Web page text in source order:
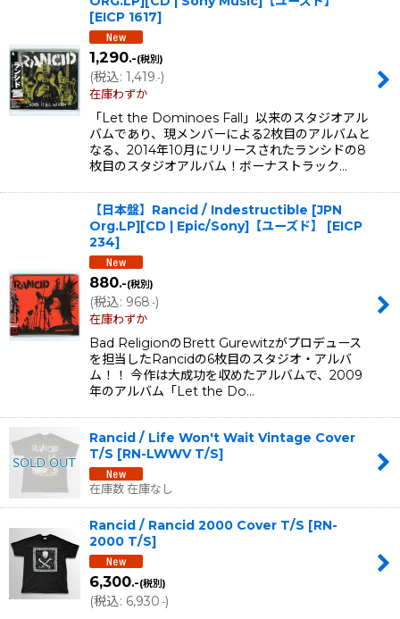
[EICP 1617]
1,290.-(税別)
(税込: 1,419.-)
在庫わずか
「Let the Dominoes Fall」以来のスタジオアル
バムであり、現メンバーによる2枚目のアルバムと
なる、2014年10月にリリースされたランシドの8
枚目のスタジオアルバム！ボーナストラック…
【日本盤】Rancid / Indestructible [JPN
Org.LP][CD | Epic/Sony]【ユーズド】
[EICP
234]
880.-(税別)
(税込: 968.-)
在庫わずか
Bad ReligionのBrett Gurewitzがプロデュース
を担当したRancidの6枚目のスタジオ・アルバ
ム！！ 今作は大成功を収めたアルバムで、2009
年のアルバム「Let the Do…
Rancid / Life Won't Wait Vintage Cover
T/S [RN-LWWV T/S]
在庫数 在庫なし
Rancid / Rancid 2000 Cover T/S [RN-
2000 T/S]
6,300.-(税別)
(税込: 6,930 .-)